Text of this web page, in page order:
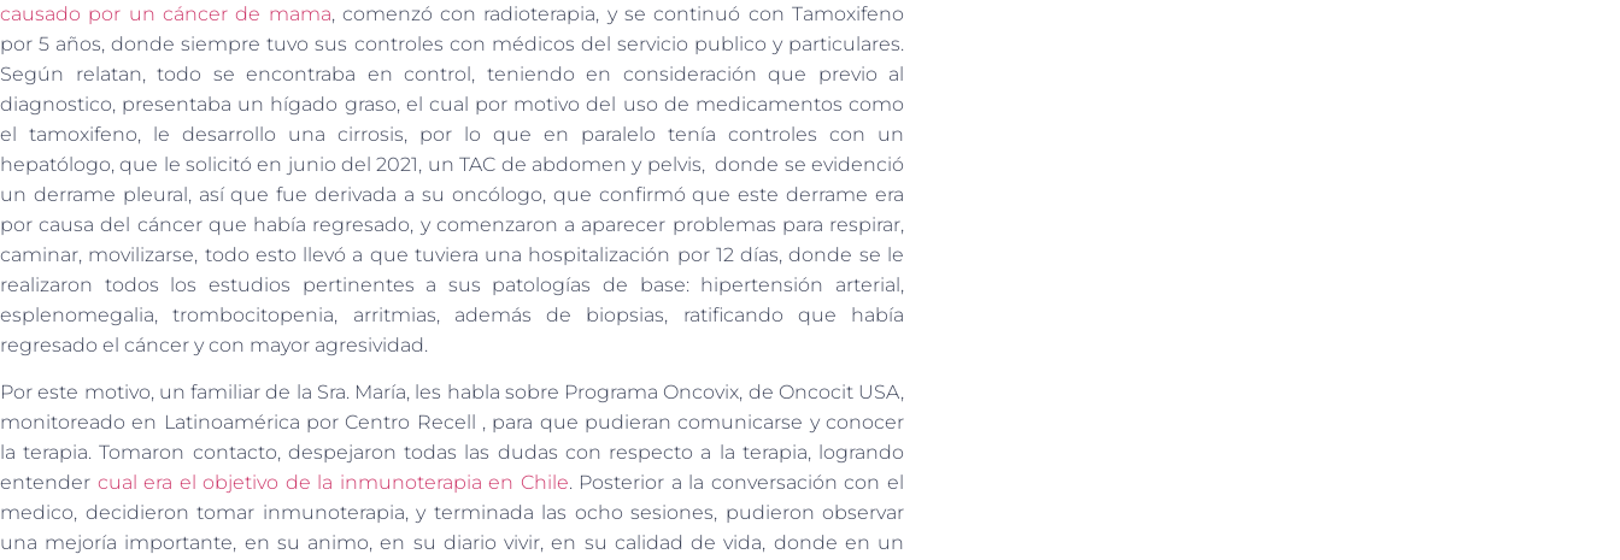
causado por un cáncer de mama, comenzó con radioterapia, y se continuó con Tamoxifeno
por 5 años, donde siempre tuvo sus controles con médicos del servicio publico y particulares.
Según relatan, todo se encontraba en control, teniendo en consideración que previo al
diagnostico, presentaba un hígado graso, el cual por motivo del uso de medicamentos como
el tamoxifeno, le desarrollo una cirrosis, por lo que en paralelo tenía controles con un
hepatólogo, que le solicitó en junio del 2021, un TAC de abdomen y pelvis, donde se evidenció
un derrame pleural, así que fue derivada a su oncólogo, que confirmó que este derrame era
por causa del cáncer que había regresado, y comenzaron a aparecer problemas para respirar,
caminar, movilizarse, todo esto llevó a que tuviera una hospitalización por 12 días, donde se le
realizaron todos los estudios pertinentes a sus patologías de base: hipertensión arterial,
esplenomegalia, trombocitopenia, arritmias, además de biopsias, ratificando que había
regresado el cáncer y con mayor agresividad.
Por este motivo, un familiar de la Sra. María, les habla sobre Programa Oncovix, de Oncocit USA,
monitoreado en Latinoamérica por Centro Recell , para que pudieran comunicarse y conocer
la terapia. Tomaron contacto, despejaron todas las dudas con respecto a la terapia, logrando
entender cual era el objetivo de la inmunoterapia en Chile. Posterior a la conversación con el
medico, decidieron tomar inmunoterapia, y terminada las ocho sesiones, pudieron observar
una mejoría importante, en su animo, en su diario vivir, en su calidad de vida, donde en un